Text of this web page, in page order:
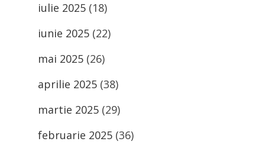
iulie 2025 (18)
iunie 2025 (22)
mai 2025 (26)
aprilie 2025 (38)
martie 2025 (29)
februarie 2025 (36)